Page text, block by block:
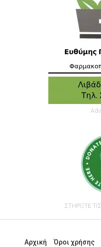
ΣΤΗΡΙΞΤΕ
Αρχική Όροι χρήσης